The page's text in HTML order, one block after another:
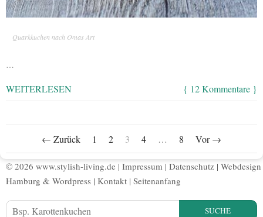
Quarkkuchen nach Omas Art
…
WEITERLESEN { 12 Kommentare }
← Zurück 1 2 3 4 … 8 Vor →
© 2026 www.stylish-living.de | Impressum | Datenschutz | Webdesign
Hamburg & Wordpress | Kontakt | Seitenanfang
SUCHE